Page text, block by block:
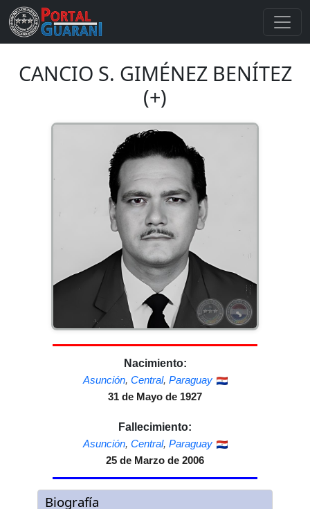
CANCIO S. GIMÉNEZ BENÍTEZ
(+)
Nacimiento:
Asunción, Central, Paraguay
31 de Mayo de 1927
Fallecimiento:
Asunción, Central, Paraguay
25 de Marzo de 2006